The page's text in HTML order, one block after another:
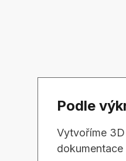
Podle
Vytvoříme